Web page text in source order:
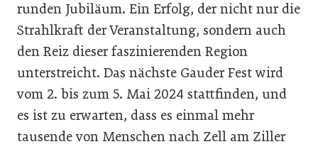
runden Jubiläum. Ein Erfolg, der nicht nur die
Strahlkraft der Veranstaltung, sondern auch
den Reiz dieser faszinierenden Region
unterstreicht. Das nächste Gauder Fest wird
vom 2. bis zum 5. Mai 2024 stattfinden, und
es ist zu erwarten, dass es einmal mehr
tausende von Menschen nach Zell am Ziller